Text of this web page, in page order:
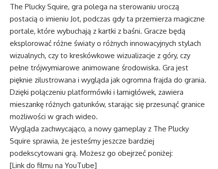
The Plucky Squire, gra polega na sterowaniu uroczą
postacią o imieniu Jot, podczas gdy ta przemierza magiczne
portale, które wybuchają z kartki z baśni. Gracze będą
eksplorować różne światy o różnych innowacyjnych stylach
wizualnych, czy to kreskówkowe wizualizacje z góry, czy
pełne trójwymiarowe animowane środowiska. Gra jest
pięknie zilustrowana i wygląda jak ogromna frajda do grania.
Dzięki połączeniu platformówki i łamigłówek, zawiera
mieszankę różnych gatunków, starając się przesunąć granice
możliwości w grach wideo.
Wygląda zachwycająco, a nowy gameplay z The Plucky
Squire sprawia, że jesteśmy jeszcze bardziej
podekscytowani grą. Możesz go obejrzeć poniżej:
[Link do filmu na YouTube]